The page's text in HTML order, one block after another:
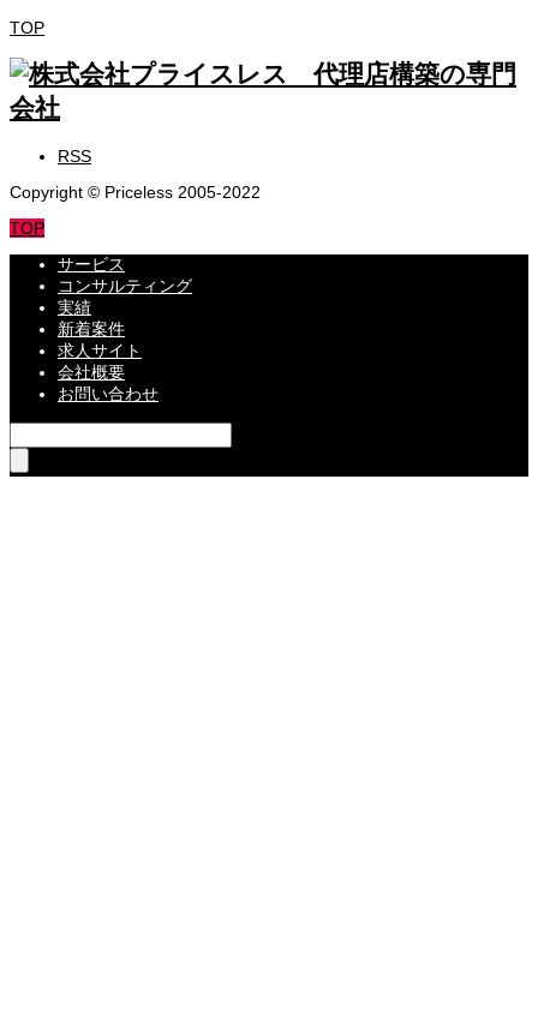
TOP
RSS
Copyright © Priceless 2005-2022
TOP
サービス
コンサルティング
実績
新着案件
求人サイト
会社概要
お問い合わせ